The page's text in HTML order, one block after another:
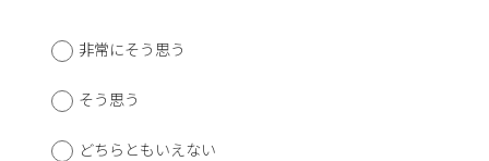
非常にそう思う
そう思う
どちらともいえない